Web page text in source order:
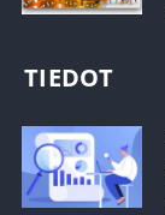
TIEDOT